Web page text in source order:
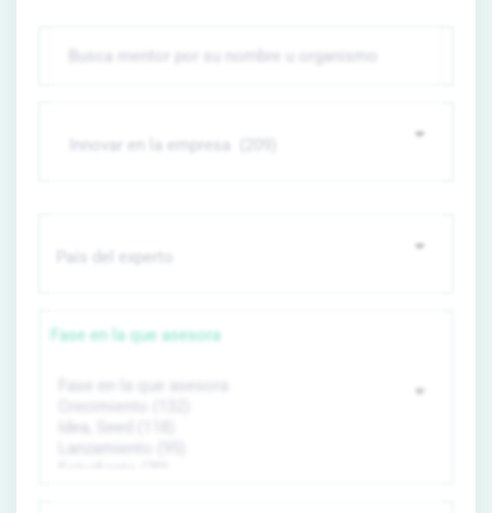
Fase en la que asesora